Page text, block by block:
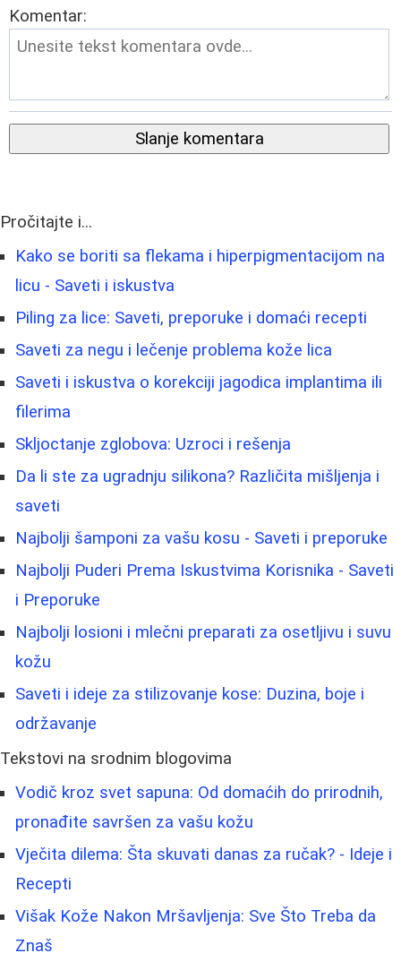
Komentar:
Slanje komentara
Pročitajte i...
Kako se boriti sa flekama i hiperpigmentacijom na
licu - Saveti i iskustva
Piling za lice: Saveti, preporuke i domaći recepti
Saveti za negu i lečenje problema kože lica
Saveti i iskustva o korekciji jagodica implantima ili
filerima
Skljoctanje zglobova: Uzroci i rešenja
Da li ste za ugradnju silikona? Različita mišljenja i
saveti
Najbolji šamponi za vašu kosu - Saveti i preporuke
Najbolji Puderi Prema Iskustvima Korisnika - Saveti
i Preporuke
Najbolji losioni i mlečni preparati za osetljivu i suvu
kožu
Saveti i ideje za stilizovanje kose: Duzina, boje i
održavanje
Tekstovi na srodnim blogovima
Vodič kroz svet sapuna: Od domaćih do prirodnih,
pronađite savršen za vašu kožu
Vječita dilema: Šta skuvati danas za ručak? - Ideje i
Recepti
Višak Kože Nakon Mršavljenja: Sve Što Treba da
Znaš